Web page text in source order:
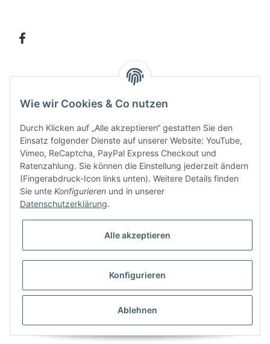
Bitte senden Sie mir entsprechend IhrerDatenschutzerklärungregelmäßig und
jederzeit widerruflich Informationen zu Ihrem Produktsortiment per E-Mail zu.
* Alle Preise inkl. gesetzlicher USt., zzgl.
Wie wir Cookies & Co nutzen
Durch Klicken auf „Alle akzeptieren“ gestatten Sie den
Einsatz folgender Dienste auf unserer Website: YouTube,
Vimeo, ReCaptcha, PayPal Express Checkout und
Ratenzahlung. Sie können die Einstellung jederzeit ändern
(Fingerabdruck-Icon links unten). Weitere Details finden
Sie unte Konfigurieren und in unserer
Datenschutzerklärung.
Alle akzeptieren
Konfigurieren
Ablehnen